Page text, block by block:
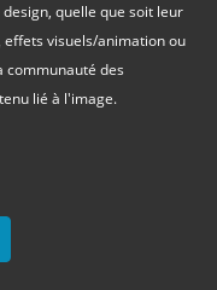
quelle que soit leur
visuels/animation ou
communauté des
lié à l'image.